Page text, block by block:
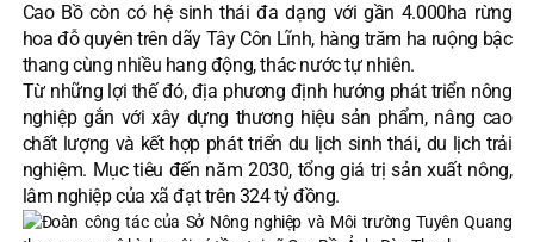
Cao Bồ còn có hệ sinh thái đa dạng với gần 4.000ha rừng
hoa đỗ quyên trên dãy Tây Côn Lĩnh, hàng trăm ha ruộng bậc
thang cùng nhiều hang động, thác nước tự nhiên.
Từ những lợi thế đó, địa phương định hướng phát triển nông
nghiệp gắn với xây dựng thương hiệu sản phẩm, nâng cao
chất lượng và kết hợp phát triển du lịch sinh thái, du lịch trải
nghiệm. Mục tiêu đến năm 2030, tổng giá trị sản xuất nông,
lâm nghiệp của xã đạt trên 324 tỷ đồng.